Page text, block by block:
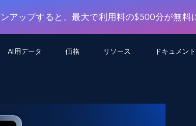
アップすると、最大で利用料の$500分が無料
を解決
AI用データ
い障壁でトレ
価格
1k req
リソース ドキュメント